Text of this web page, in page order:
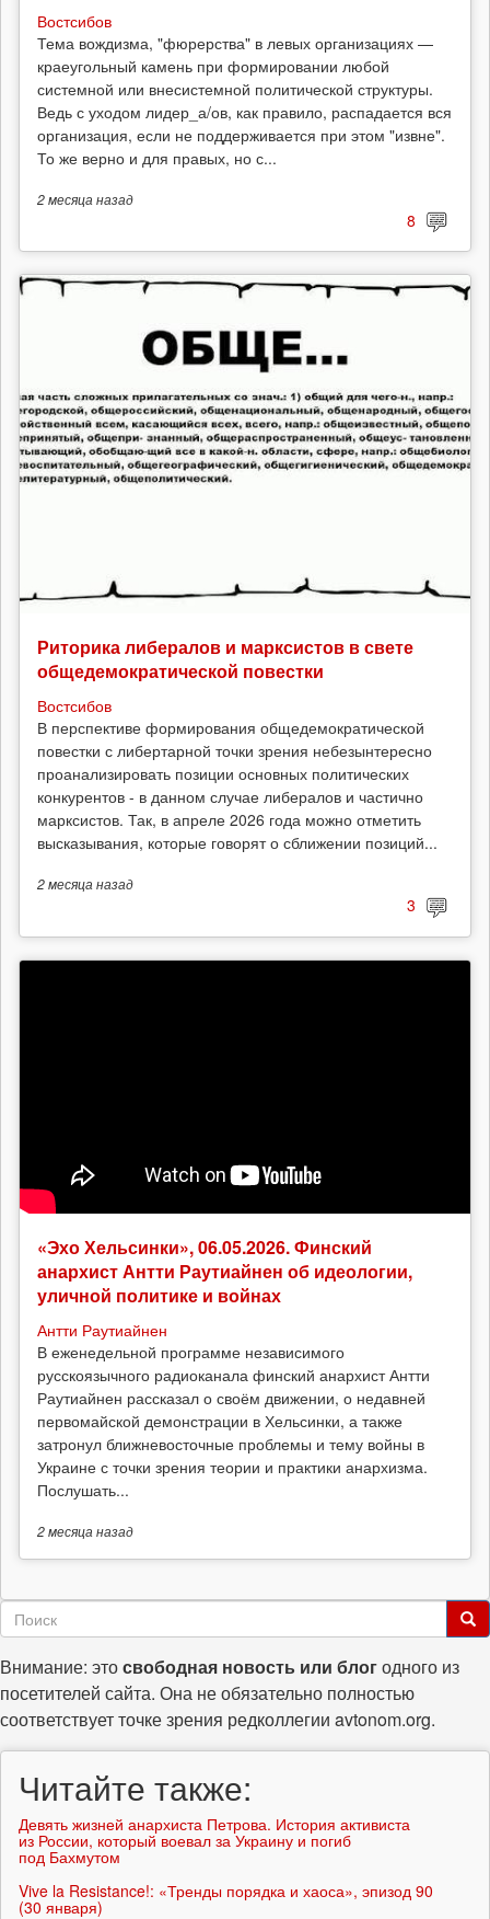
Востсибов
Тема вождизма, "фюрерства" в левых организациях —
краеугольный камень при формировании любой
системной или внесистемной политической структуры.
Ведь с уходом лидер_а/ов, как правило, распадается вся
организация, если не поддерживается при этом "извне".
То же верно и для правых, но с...
2 месяца назад
8
Риторика либералов и марксистов в свете
общедемократической повестки
Востсибов
В перспективе формирования общедемократической
повестки с либертарной точки зрения небезынтересно
проанализировать позиции основных политических
конкурентов - в данном случае либералов и частично
марксистов. Так, в апреле 2026 года можно отметить
высказывания, которые говорят о сближении позиций...
2 месяцаназад
3
«Эхо Хельсинки», 06.05.2026. Финский
анархист Антти Раутиайнен об идеологии,
уличной политике и войнах
Антти Раутиайнен
В еженедельной программе независимого
русскоязычного радиоканала финский анархист Антти
Раутиайнен рассказал о своём движении, о недавней
первомайской демонстрации в Хельсинки, а также
затронул ближневосточные проблемы и тему войны в
Украине с точки зрения теории и практики анархизма.
Послушать...
2 месяцаназад
Форма
поиска
Внимание: этосвободная новость или блогодного из
посетителей сайта. Она не обязательно полностью
соответствует точке зрения редколлегии avtonom.org.
Читайте также:
Девять жизней анархиста Петрова. История активиста
из России, который воевал за Украину и погиб
под Бахмутом
Vive la Resistance!: «Тренды порядка и хаоса», эпизод 90
(30 января)